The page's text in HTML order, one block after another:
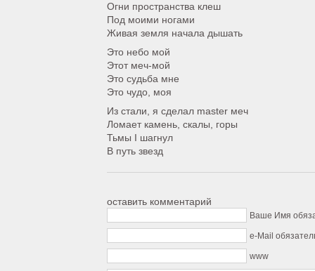
Огни пространства клеш
Под моими ногами
Живая земля начала дышать
Это небо мой
Этот меч-мой
Это судьба мне
Это чудо, моя
Из стали, я сделал master меч
Ломает камень, скалы, горы
Тьмы I шагнул
В путь звезд
оставить комментарий
Ваше Имя
e-Mail
www